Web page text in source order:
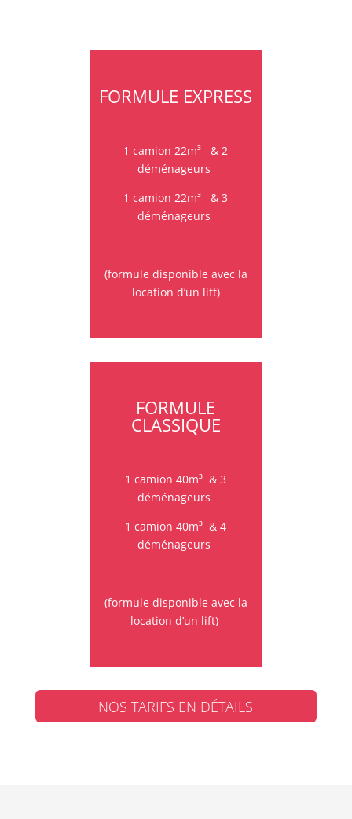
FORMULE EXPRESS
1 camion 22m³ & 2
déménageurs
1 camion 22m³
& 3
déménageurs
(formule disponible avec la
location d’un lift)
FORMULE
CLASSIQUE
1 camion 40m³ & 3
déménageurs
1 camion 40m³ & 4
déménageurs
(formule disponible avec la
location d’un lift)
NOS TARIFS EN DÉTAILS